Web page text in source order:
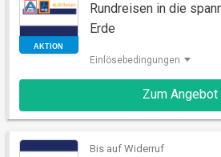
Rundreisen in die
Erde
Einlösebedingungen
Zum Angebot
Bis auf Widerruf